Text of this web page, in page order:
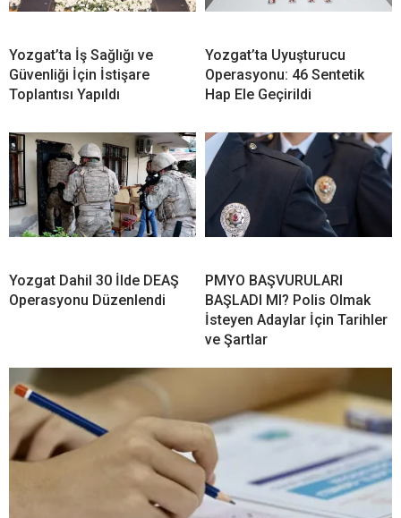
Yozgat’ta İş Sağlığı ve
Güvenliği İçin İstişare
Toplantısı Yapıldı
Yozgat’ta Uyuşturucu
Operasyonu: 46 Sentetik
Hap Ele Geçirildi
Yozgat Dahil 30 İlde DEAŞ
Operasyonu Düzenlendi
PMYO BAŞVURULARI
BAŞLADI MI? Polis Olmak
İsteyen Adaylar İçin Tarihler
ve Şartlar